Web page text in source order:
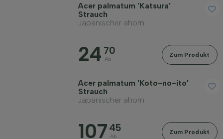
Acer palmatum 'Katsura'
Strauch
Japanischer ahorn
24 70
Ab
Zum Produkt
Acer palmatum 'Koto-no-ito'
Strauch
Japanischer ahorn
107 45
Ab
Zum Produkt